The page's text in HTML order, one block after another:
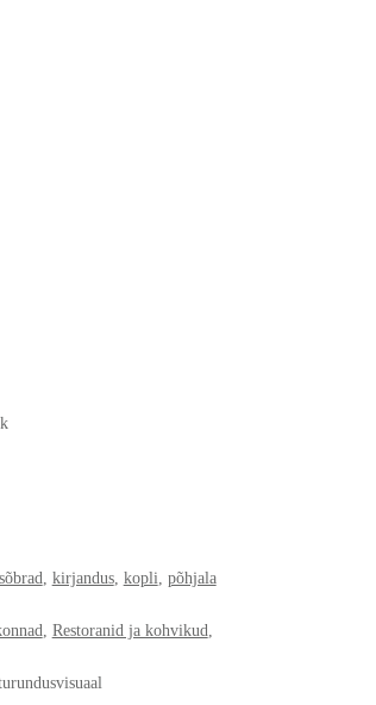
sõbrad kirjandus, kopli põhjala
Restoranid ja kohvikud